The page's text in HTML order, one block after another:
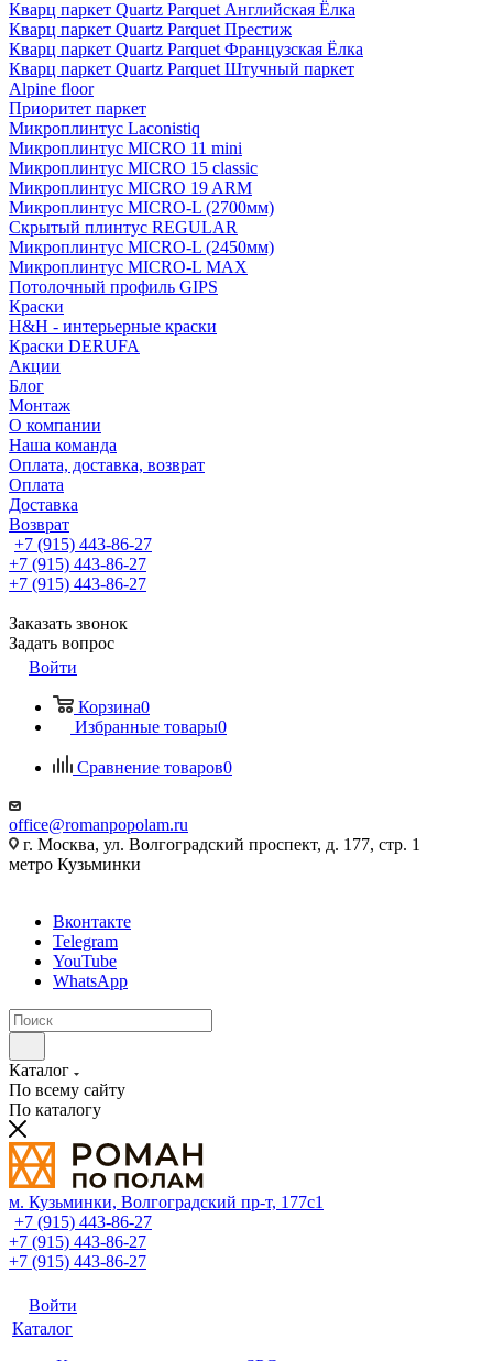
Кварц паркет Quartz Parquet Английская Ёлка
Кварц паркет Quartz Parquet Престиж
Кварц паркет Quartz Parquet Французская Ёлка
Кварц паркет Quartz Parquet Штучный паркет
Alpine floor
Приоритет паркет
Микроплинтус Laconistiq
Микроплинтус MICRO 11 mini
Микроплинтус MICRO 15 classic
Микроплинтус MICRO 19 ARM
Микроплинтус MICRO-L (2700мм)
Скрытый плинтус REGULAR
Микроплинтус MICRO-L (2450мм)
Микроплинтус MICRO-L MAX
Потолочный профиль GIPS
Краски
H&H - интерьерные краски
Краски DERUFA
Акции
Блог
Монтаж
О компании
Наша команда
Оплата, доставка, возврат
Оплата
Доставка
Возврат
+7 (915) 443-86-27
+7 (915) 443-86-27
+7 (915) 443-86-27
Заказать звонок
Задать вопрос
Войти
Корзина0
Избранные товары0
Сравнение товаров0
office@romanpopolam.ru
г. Москва, ул. Волгоградский проспект, д. 177, стр. 1
метро Кузьминки
Вконтакте
Telegram
YouTube
WhatsApp
Каталог
По всему сайту
По каталогу
м. Кузьминки, Волгоградский пр‑т, 177с1
+7 (915) 443-86-27
+7 (915) 443-86-27
+7 (915) 443-86-27
Войти
Каталог